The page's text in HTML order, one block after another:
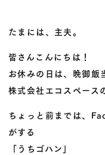
たまには、主夫。
皆さんこんにちは！
お休みの日は、晩御飯
株式会社エコスペース
ちょっと前までは、
がする
「うちゴハン」